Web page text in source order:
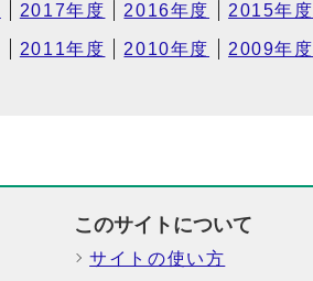
2017年度 2016年度 2015年度
2011年度 2010年度 2009年度
このサイトについて
サイトの使い方